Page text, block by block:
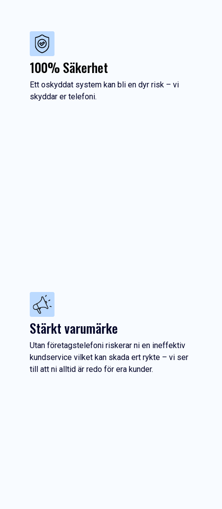
100% Säkerhet
Ett oskyddat system kan bli en dyr risk – vi
skyddar er telefoni.
Stärkt varumärke
Utan företagstelefoni riskerar ni en ineffektiv
kundservice vilket kan skada ert rykte – vi ser
till att ni alltid är redo för era kunder.